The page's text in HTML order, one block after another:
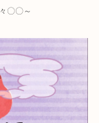
〇〇～